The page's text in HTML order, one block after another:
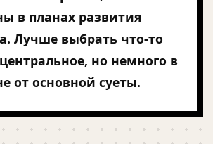
в планах развития
Лучше выбрать что-то
но немного в
от основной суеты.